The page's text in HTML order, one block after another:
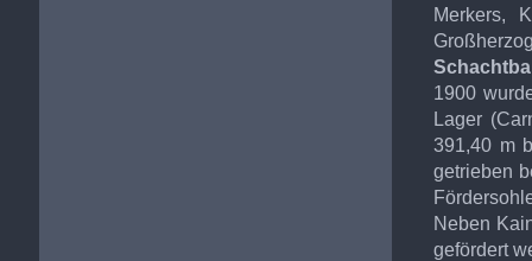
Merkers,
1900
Lager
391,40 m
getrieben
Neben
gefördert